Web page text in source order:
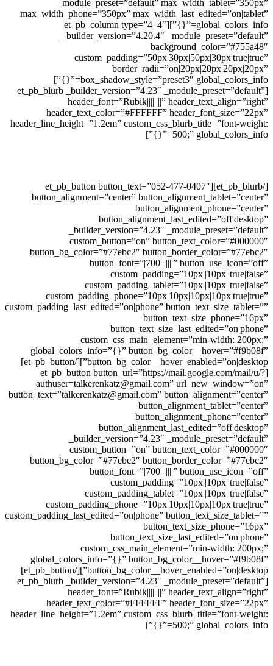
_module_preset=”default” max_width_tablet=”350px”
max_width_phone=”350px” max_width_last_edited=”on|tablet”
global_colors_info=”{}”][et_pb_column type=”4_4″
_builder_version=”4.20.4″ _module_preset=”default”
background_color=”#755a48″
custom_padding=”50px|30px|50px|30px|true|true”
border_radii=”on|20px|20px|20px|20px”
box_shadow_style=”preset3″ global_colors_info=”{}”]
[et_pb_blurb _builder_version=”4.23″ _module_preset=”default”
header_font=”Rubik||||||||” header_text_align=”right”
header_text_color=”#FFFFFF” header_font_size=”22px”
header_line_height=”1.2em” custom_css_blurb_title=”font-weight:
500;” global_colors_info=”{}”]
[/et_pb_blurb][et_pb_button button_text=”052-477-0407″
button_alignment=”center” button_alignment_tablet=”center”
button_alignment_phone=”center”
button_alignment_last_edited=”off|desktop”
_builder_version=”4.23″ _module_preset=”default”
custom_button=”on” button_text_color=”#000000″
button_bg_color=”#77ebc2″ button_border_color=”#77ebc2″
button_font=”|700|||||||” button_use_icon=”off”
custom_padding=”10px||10px||true|false”
custom_padding_tablet=”10px||10px||true|false”
custom_padding_phone=”10px|10px|10px|10px|true|true”
custom_padding_last_edited=”on|phone” button_text_size_tablet=””
button_text_size_phone=”16px”
button_text_size_last_edited=”on|phone”
custom_css_main_element=”min-width: 200px;”
global_colors_info=”{}” button_bg_color__hover=”#f9b08f”
button_bg_color__hover_enabled=”on|desktop”][/et_pb_button]
[et_pb_button button_url=”https://mail.google.com/mail/u/?
authuser=talkerenkatz@gmail.com” url_new_window=”on”
button_text=”talkerenkatz@gmail.com” button_alignment=”center”
button_alignment_tablet=”center”
button_alignment_phone=”center”
button_alignment_last_edited=”off|desktop”
_builder_version=”4.23″ _module_preset=”default”
custom_button=”on” button_text_color=”#000000″
button_bg_color=”#77ebc2″ button_border_color=”#77ebc2″
button_font=”|700|||||||” button_use_icon=”off”
custom_padding=”10px||10px||true|false”
custom_padding_tablet=”10px||10px||true|false”
custom_padding_phone=”10px|10px|10px|10px|true|true”
custom_padding_last_edited=”on|phone” button_text_size_tablet=””
button_text_size_phone=”16px”
button_text_size_last_edited=”on|phone”
custom_css_main_element=”min-width: 200px;”
global_colors_info=”{}” button_bg_color__hover=”#f9b08f”
button_bg_color__hover_enabled=”on|desktop”][/et_pb_button]
[et_pb_blurb _builder_version=”4.23″ _module_preset=”default”
header_font=”Rubik||||||||” header_text_align=”right”
header_text_color=”#FFFFFF” header_font_size=”22px”
header_line_height=”1.2em” custom_css_blurb_title=”font-weight:
500;” global_colors_info=”{}”]